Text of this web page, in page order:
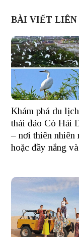
BÀI VIẾT LIÊN
Khám phá du
thái đảo Cò Hải
– nơi thiên nhiên
hoặc đầy nắng